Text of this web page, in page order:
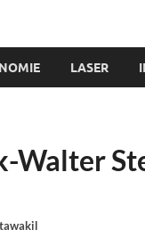
LASER
Walter